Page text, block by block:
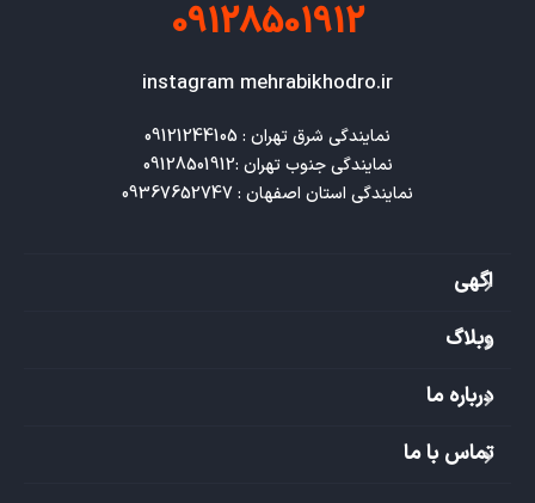
09128501912
instagram mehrabikhodro.ir
نمایندگی استان اصفهان : 09367652747
اگهی
وبلاگ
درباره ما
تماس با ما